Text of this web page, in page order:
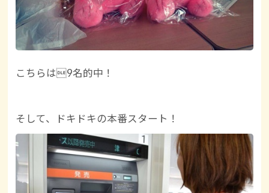
こちらは9名的中！
そして、ドキドキの本番スタート！